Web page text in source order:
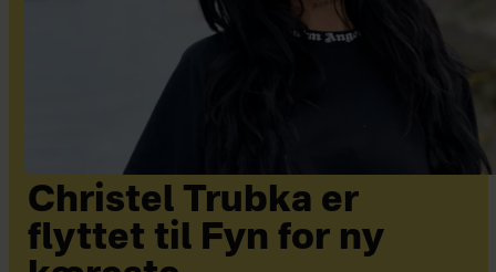
Christel Trubka er
flyttet til Fyn for ny